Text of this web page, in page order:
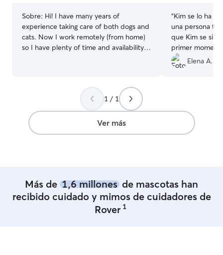
Sobre: Hi! I have many years of
experience taking care of both dogs and
cats. Now I work remotely (from home)
so I have plenty of time and availability
dog for a walk and look after a cat or a
dog at home swveral times a day without
a problem. The house have several
scratchers, a room for litters and plenty
of space on the living room for pet beds.
“Kim se lo ha
una persona
que Kim se
primer
fantástico y me
durante toda la
Elena A.
1 / 1
Ver más
Más de 1,6 millones de mascotas han
recibido cuidado y mimos de cuidadores de
Rover 1